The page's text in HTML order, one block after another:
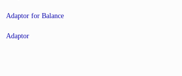
Adaptor for Balance
Adaptor